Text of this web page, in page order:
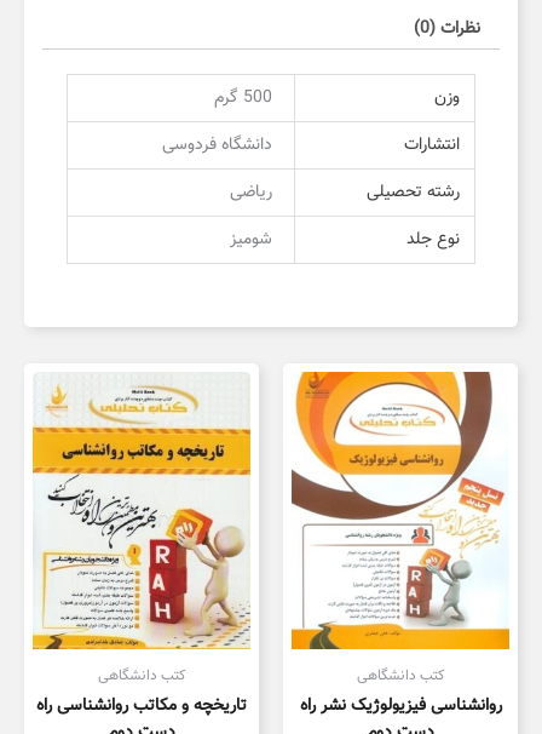
نظرات (0)
وزن
500 گرم
انتشارات
دانشگاه فردوسی
رشته تحصیلی
ریاضی
نوع جلد
شومیز
کتب دانشگاهی
روانشناسی فیزیولوژیک نشر راه
کتب دانشگاهی
تاریخچه و مکاتب روانشناسی راه